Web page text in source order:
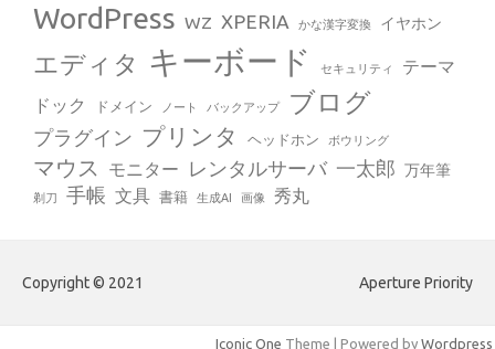
WordPress WZ XPERIA かな漢字変換 イヤホン
エディタ キーボード セキュリティ
テーマ
ドック
ドメイン ノート バックアップ ブログ
プラグイン プリンタ ヘッドホン ボウリング
マウス モニター レンタルサーバ 一太郎 万年筆
剃刀 手帳 文具 書籍 生成AI 画像 秀丸
Copyright © 2021 Aperture Priority
Iconic One Theme | Powered by Wordpress